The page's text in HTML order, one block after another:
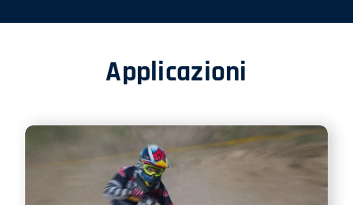
LAVORA CON NOI
SHOP
Applicazioni